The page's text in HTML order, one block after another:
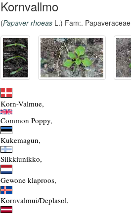
Kornvallmo
(Papaver rhoeas L.) Fam:. Papaveraceae
Korn-Valmue,
Common Poppy,
Kukemagun,
Silkkiunikko,
Gewone klaproos,
Kornvalmui/Deplasol,